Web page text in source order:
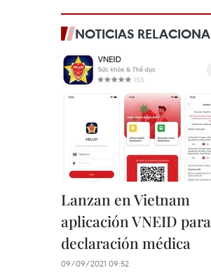
NOTICIAS
Lanzan en Vietnam
aplicación VNEID
declaración médica
09/09/2021 09:52